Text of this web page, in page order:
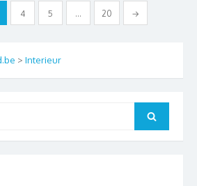
4 5 … 20 →
> Interieur
Search